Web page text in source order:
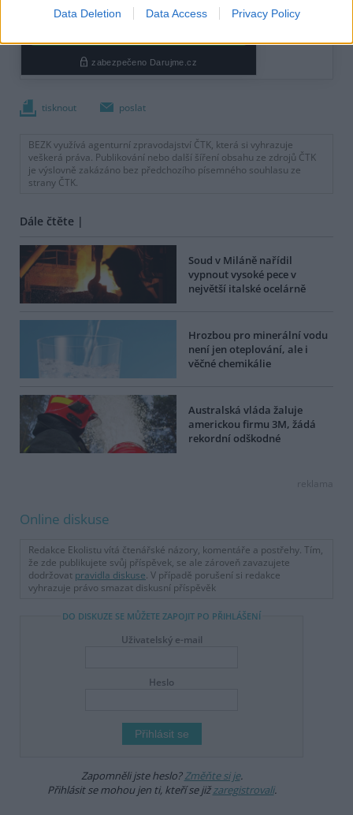
Data Deletion Data Access Privacy Policy
tisknout poslat
BEZK využívá agenturní zpravodajství ČTK, která si vyhrazuje
veškerá práva. Publikování nebo další šíření obsahu ze zdrojů ČTK
je výslovně zakázáno bez předchozího písemného souhlasu ze
strany ČTK.
Dále čtěte |
Soud v Miláně nařídil
vypnout vysoké pece v
největší italské ocelárně
Hrozbou pro minerální vodu
není jen oteplování, ale i
věčné chemikálie
Australská vláda žaluje
americkou firmu 3M, žádá
rekordní odškodné
reklama
Online diskuse
Redakce Ekolistu vítá čtenářské názory, komentáře a postřehy. Tím,
že zde publikujete svůj příspěvek, se ale zároveň zavazujete
dodržovat pravidla diskuse. V případě porušení si redakce
vyhrazuje právo smazat diskusní příspěvěk
DO DISKUZE SE MŮŽETE ZAPOJIT PO PŘIHLÁŠENÍ
Uživatelský e-mail
Heslo
Zapomněli jste heslo?Změňte si je.
Přihlásit se mohou jen ti, kteří se jižzaregistrovali.